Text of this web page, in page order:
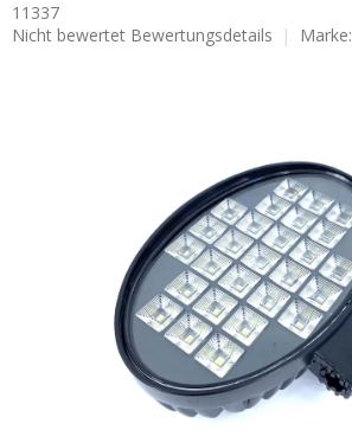
11337
Die
Nicht bewertet Bewertungsdetails Marke: